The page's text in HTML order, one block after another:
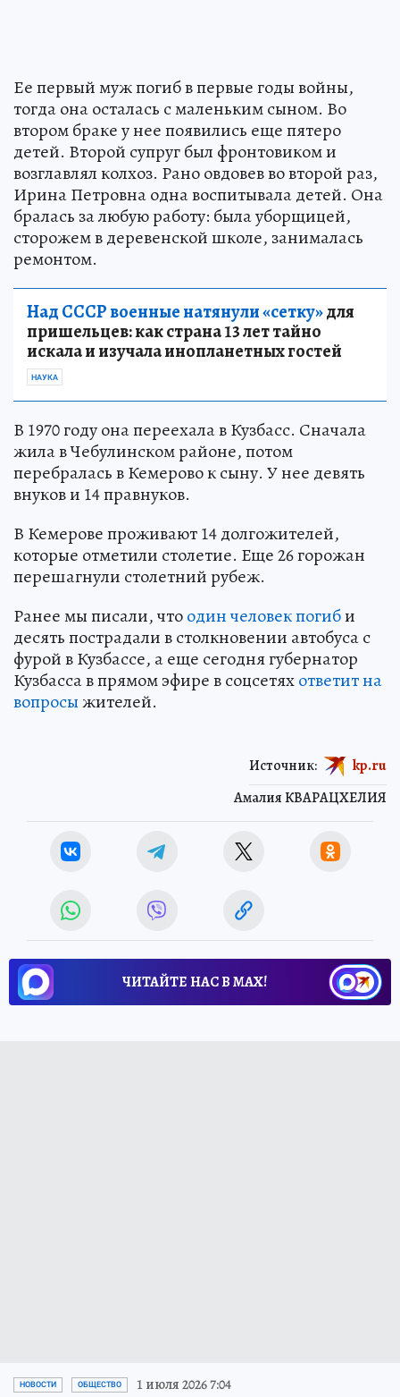
Ее первый муж погиб в первые годы войны,
тогда она осталась с маленьким сыном. Во
втором браке у нее появились еще пятеро
детей. Второй супруг был фронтовиком и
возглавлял колхоз. Рано овдовев во второй раз,
Ирина Петровна одна воспитывала детей. Она
бралась за любую работу: была уборщицей,
сторожем в деревенской школе, занималась
ремонтом.
Над СССР военные натянули «сетку»для
пришельцев: как страна 13 лет тайно
искала и изучала инопланетных гостей
НАУКА
В 1970 году она переехала в Кузбасс. Сначала
жила в Чебулинском районе, потом
перебралась в Кемерово к сыну. У нее девять
внуков и 14 правнуков.
В Кемерове проживают 14 долгожителей,
которые отметили столетие. Еще 26 горожан
перешагнули столетний рубеж.
Ранее мы писали, чтоодин человек погиби
десять пострадали в столкновении автобуса с
фурой в Кузбассе, а еще сегодня губернатор
Кузбасса в прямом эфире в соцсетяхответит на
вопросыжителей.
Амалия КВАРАЦХЕЛИЯ
Источник: kp.ru
ЧИТАЙТЕ НАС В МАХ!
НОВОСТИ ОБЩЕСТВО 1 июля 2026 7:04